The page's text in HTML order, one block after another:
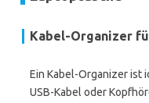
Kabel-Organizer
Ein Kabel-Organizer ist
USB-Kabel oder